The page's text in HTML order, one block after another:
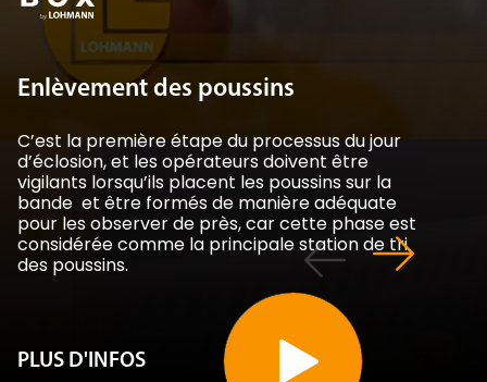
Enlèvement des poussins
C’est la première étape du processus du jour
d’éclosion, et les opérateurs doivent être
vigilants lorsqu’ils placent les poussins sur la
bande et être formés de manière adéquate
pour les observer de près, car cette phase est
considérée comme la principale station de tri
des poussins.
PLUS D'INFOS